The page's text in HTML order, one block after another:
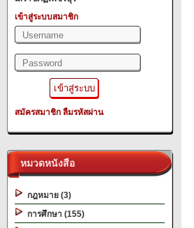
เข้าสู่ระบบสมาชิก
สมัครสมาชิก ลืมรหัสผ่าน
หมวดหนังสือ
กฎหมาย (3)
การศึกษา (155)